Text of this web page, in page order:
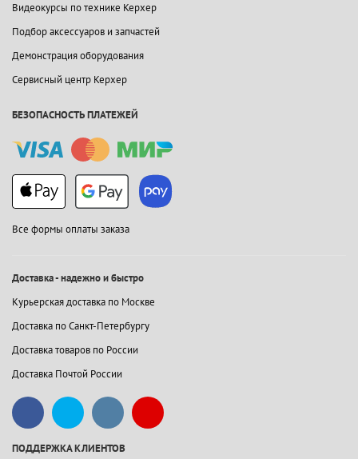
Видеокурсы по технике Керхер
Подбор аксессуаров и запчастей
Демонстрация оборудования
Сервисный центр Керхер
БЕЗОПАСНОСТЬ ПЛАТЕЖЕЙ
Все формы оплаты заказа
Доставка - надежно и быстро
Курьерская доставка по Москве
Доставка по Санкт-Петербургу
Доставка товаров по России
Доставка Почтой России
ПОДДЕРЖКА КЛИЕНТОВ